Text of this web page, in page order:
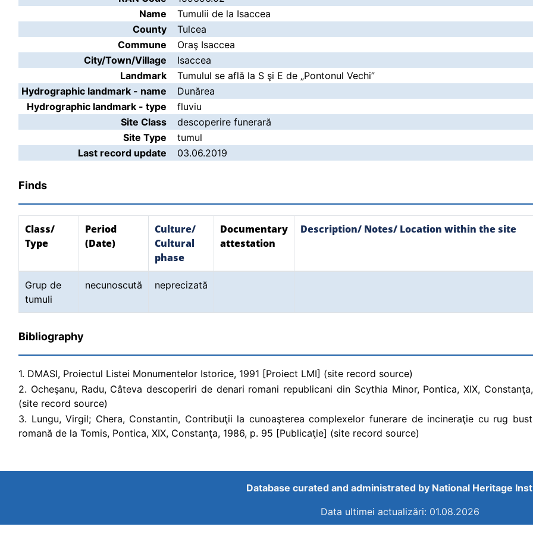
Name
Tumulii de la Isaccea
County
Tulcea
Commune
Oraş Isaccea
City/Town/Village
Isaccea
Landmark
Tumulul se află la S şi E de „Pontonul Vechi”
Hydrographic landmark - name
Dunărea
Hydrographic landmark - type
fluviu
Site Class
descoperire funerară
Site Type
tumul
Last record update
03.06.2019
Finds
Class/
Type
Period
(Date)
Culture/
Cultural
phase
Documentary
attestation
Description/ Notes/ Location within the site
Grup de
tumuli
necunoscută neprecizată
Bibliography
1. DMASI, Proiectul Listei Monumentelor Istorice, 1991 [Proiect LMI] (site record source)
2. Ocheşanu, Radu, Câteva descoperiri de denari romani republicani din Scythia Minor, Pontica, XIX,
(site record source)
3. Lungu, Virgil; Chera, Constantin, Contribuţii la cunoaşterea complexelor funerare de incineraţie cu rug
romană de la Tomis, Pontica, XIX, Constanţa, 1986, p. 95 [Publicaţie] (site record source)
Database curated and administrated by National Heritage
Data ultimei actualizări: 01.08.2026